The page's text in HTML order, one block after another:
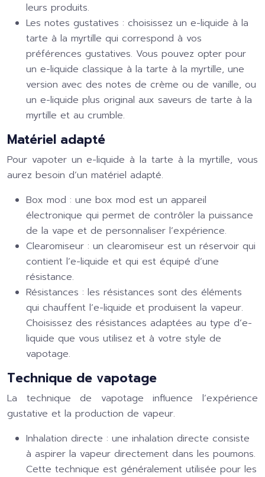
leurs produits.
Les notes gustatives : choisissez un e-liquide à la
tarte à la myrtille qui correspond à vos
préférences gustatives. Vous pouvez opter pour
un e-liquide classique à la tarte à la myrtille, une
version avec des notes de crème ou de vanille, ou
un e-liquide plus original aux saveurs de tarte à la
myrtille et au crumble.
Matériel adapté
Pour vapoter un e-liquide à la tarte à la myrtille, vous
aurez besoin d’un matériel adapté.
Box mod : une box mod est un appareil
électronique qui permet de contrôler la puissance
de la vape et de personnaliser l’expérience.
Clearomiseur : un clearomiseur est un réservoir qui
contient l’e-liquide et qui est équipé d’une
résistance.
Résistances : les résistances sont des éléments
qui chauffent l’e-liquide et produisent la vapeur.
Choisissez des résistances adaptées au type d’e-
liquide que vous utilisez et à votre style de
vapotage.
Technique de vapotage
La technique de vapotage influence l’expérience
gustative et la production de vapeur.
Inhalation directe : une inhalation directe consiste
à aspirer la vapeur directement dans les poumons.
Cette technique est généralement utilisée pour les